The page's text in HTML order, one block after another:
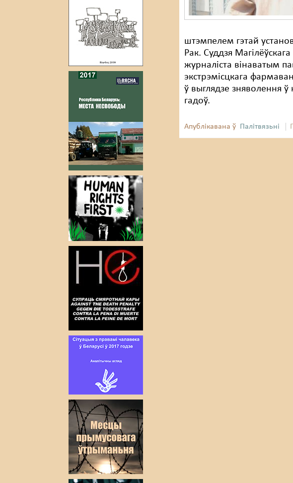
штэмпелем гэтай
Рак. Суддзя
журналіста вінаватым
экстрэмісцкага
ў выглядзе зняволення
гадоў.
Апублікавана ў Палітвязьні